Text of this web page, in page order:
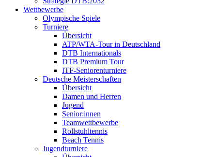
Wettbewerbe
Olympische Spiele
Turniere
Übersicht
ATP/WTA-Tour in Deutschland
DTB Internationals
DTB Premium Tour
ITF-Seniorenturniere
Deutsche Meisterschaften
Übersicht
Damen und Herren
Jugend
Senior:innen
Teamwettbewerbe
Rollstuhltennis
Beach Tennis
Jugendturniere